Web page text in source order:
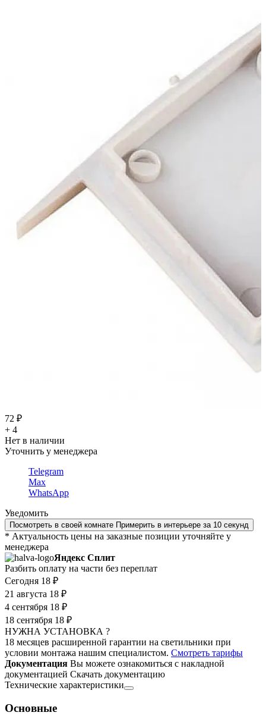
72 ₽
+ 4
Нет в наличии
Уточнить у менеджера
Telegram
Max
WhatsApp
Уведомить
Посмотреть в своей комнате Примерить в интерьере за 10 секунд
* Актуальность цены на заказные позиции уточняйте у
менеджера
Яндекс Сплит
Разбить оплату на части без переплат
Сегодня 18 ₽
21 августа 18 ₽
4 сентября 18 ₽
18 сентября 18 ₽
НУЖНА УСТАНОВКА ?
18 месяцев расширенной гарантии на светильники при
условии монтажа нашим специалистом. Смотреть тарифы
Документация Вы можете ознакомиться с накладной
документацией Скачать документацию
Технические характеристики
Основные